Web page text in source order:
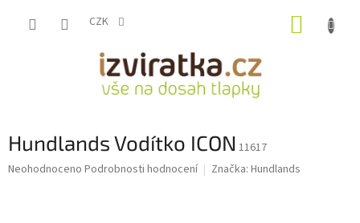
CZK
Hundlands Vodítko ICON 11617
Průměrné
Neohodnoceno Podrobnosti hodnocení Značka: Hundlands